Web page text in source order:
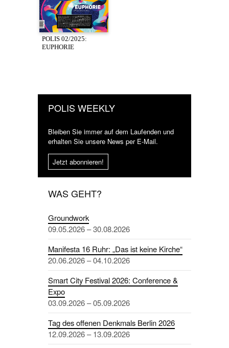
POLIS 02/2025:
EUPHORIE
POLIS WEEKLY
Bleiben Sie immer auf dem Laufenden und
erhalten Sie unsere News per E-Mail.
Jetzt abonnieren!
WAS GEHT?
Groundwork
09.05.2026 – 30.08.2026
Manifesta 16 Ruhr: „Das ist keine Kirche“
20.06.2026 – 04.10.2026
Smart City Festival 2026: Conference &
Expo
03.09.2026 – 05.09.2026
Tag des offenen Denkmals Berlin 2026
12.09.2026 – 13.09.2026